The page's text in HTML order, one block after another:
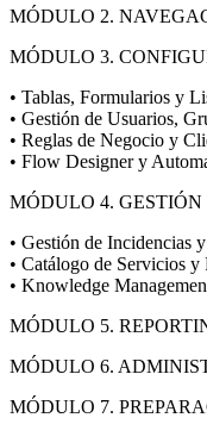
MÓDULO 2.
MÓDULO 3.
• Tablas, Formularios y
• Gestión de Usuarios,
• Reglas de Negocio y
• Flow Designer y
MÓDULO 4.
• Gestión de Incidencias
• Catálogo de Servicios y
• Knowledge
MÓDULO 5.
MÓDULO 6.
MÓDULO 7.